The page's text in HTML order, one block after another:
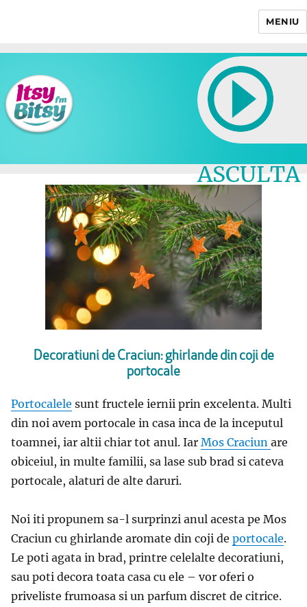
MENIU
ASCULTA
LIVE
Decoratiuni de Craciun: ghirlande din coji de
portocale
Portocalele sunt fructele iernii prin excelenta. Multi
din noi avem portocale in casa inca de la inceputul
toamnei, iar altii chiar tot anul. Iar Mos Craciun are
obiceiul, in multe familii, sa lase sub brad si cateva
portocale, alaturi de alte daruri.
Noi iti propunem sa-l surprinzi anul acesta pe Mos
Craciun cu ghirlande aromate din coji de portocale.
Le poti agata in brad, printre celelalte decoratiuni,
sau poti decora toata casa cu ele – vor oferi o
priveliste frumoasa si un parfum discret de citrice.